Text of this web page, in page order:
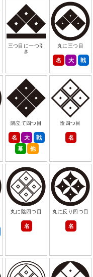
三つ目に一つ引
き
丸に三つ目
名 大 戦
隅立て四つ目
名 大
戦
幕
他
陰四つ目
名
丸に陰四つ目
名
丸に反り四つ目
名